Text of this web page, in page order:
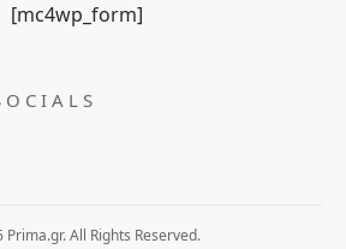
[mc4wp_form]
All Rights Reserved.